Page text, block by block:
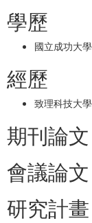
學歷
國立成功大
經歷
致理科技大
期刊論文
會議論文
研究計畫